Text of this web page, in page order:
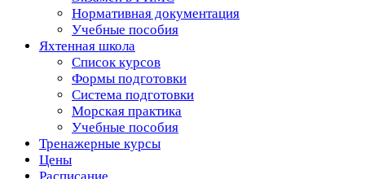
Нормативная документация
Учебные пособия
Яхтенная школа
Список курсов
Формы подготовки
Cистема подготовки
Морская практика
Учебные пособия
Тренажерные курсы
Цены